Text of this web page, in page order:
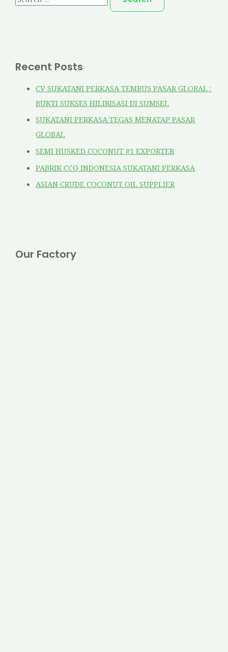
e
h
Recent Posts
CV SUKATANI PERKASA TEMBUS PASAR GLOBAL :
BUKTI SUKSES HILIRISASI DI SUMSEL
SUKATANI PERKASA TEGAS MENATAP PASAR
GLOBAL
SEMI HUSKED COCONUT #1 EXPORTER
PABRIK CCO INDONESIA SUKATANI PERKASA
ASIAN CRUDE COCONUT OIL SUPPLIER
Our Factory